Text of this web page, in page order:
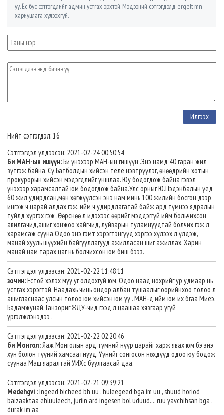
уу. Ёс бус сэтгэгдлийг админ устгах эрхтэй. Мэдээний сэтгэгдэлд ergelt.mn
хариуцлага хүлээхгүй.
Нийт сэтгэгдэл: 16
Сэтггэгдэл үлдээсэн: 2021-02-24 00:50:54
Би МАН-ын ишүүн:Би үнэхээр МАН-ын гишүүн .Энэ намд 40 гаран жил
зүтгэж байна. Сү.Батболдын хийсэн теле нэвтрүүлэг, өнөөдрийн хотын
прокурорын хийсэн мэдэгдлийг уншлаа. Юу бодогдож байна гэвэл
үнэхээр харамсалтай юм бодогдож байна.Улс орныг Ю.Цэдэнбалын үед
60 жил удирдсан,мөн хөгжүүлсэн энэ нам минь 100 жилийн босгон дээр
ингэж ч царай алдах гэж, ийм ч удирдлагатай байж ард түмнээ ядралын
туйлд хүргэх гэж .Өөрснөө л идэхээс өөрийг мэддэггүй ийм больчихсон
авилгачид,ашиг хонжоо хайгчид, луйварын туламнуудтай болчих гэж л
харамсаж сууна.Одоо энэ гэмт хэрэгтэнгүүд хэргээ хүлээх л үлдэж,
манай хууль шүүхийн байгууллагууд ажилласан шиг ажиллах. Харин
манай нам тарах цаг нь болчихсон юм биш бээз.
Сэтггэгдэл үлдээсэн: 2021-02-22 11:48:11
зочин:Естой хэлэх муу уг олдохгуй юм. Одоо наад нохрийг ур удмаар нь
устгах хэрэгтэй. Наадахь чинь ондор албан тушаалыг оорийнхоо толоо л
ашигласнаас улсын толоо юм хийсэн юм уу . МАН-д ийм юм их бгаа Миеэ,
Бадамжунай, Ганзориг ЖДУ-чид гээд л цаашаа хязгаар угуй
ургэлжлэнэдээ .
Сэтггэгдэл үлдээсэн: 2021-02-22 02:20:46
би Монгол:Яаж Монголын ард түмний нүүр царайг харж явах юм бэ энэ
хүн болон түүний хамсаатнууд. Үүнийг сонгосон нөхдүүд одоо юу бодож
суунаа Маш яаралтай УИХс буулгаасай даа.
Сэтггэгдэл үлдээсэн: 2021-02-21 09:39:21
Medehgvi :Ingeed bicheed bh uu , huleegeed bga im uu , shuud horiod
baizaaktaa ehluuleech, juriin ard ingesen bol uduud.... ruu yavchihsan bga ,
durak im aa